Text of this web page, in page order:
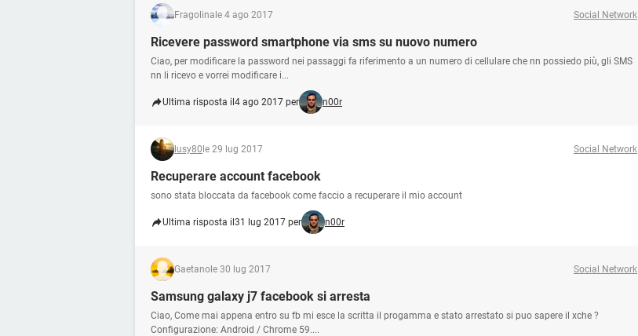
Fragolina le 4 ago 2017 Social Network
Ricevere password smartphone via sms su nuovo numero
Ciao, per modificare la password nei passaggi fa riferimento a un numero di cellulare che nn possiedo più, gli SMS
nn li ricevo e vorrei modificare i...
Ultima risposta il 4 ago 2017 per n00r
lusy80 le 29 lug 2017 Social Network
Recuperare account facebook
sono stata bloccata da facebook come faccio a recuperare il mio account
Ultima risposta il 31 lug 2017 per n00r
Gaetano le 30 lug 2017 Social Network
Samsung galaxy j7 facebook si arresta
Ciao, Come mai appena entro su fb mi esce la scritta il progamma e stato arrestato si puo sapere il xche ?
Configurazione: Android / Chrome 59....